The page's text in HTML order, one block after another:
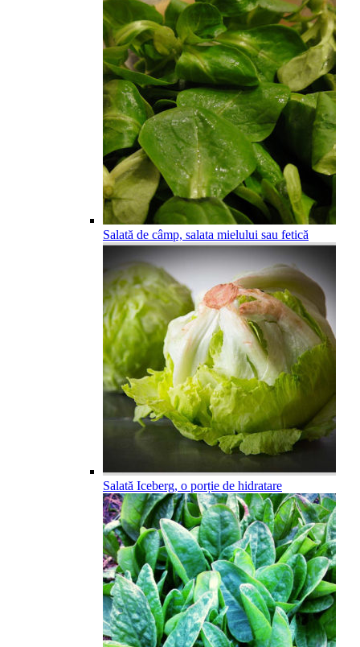
Salată de câmp, salata mielului sau fetică
Salată Iceberg, o porție de hidratare